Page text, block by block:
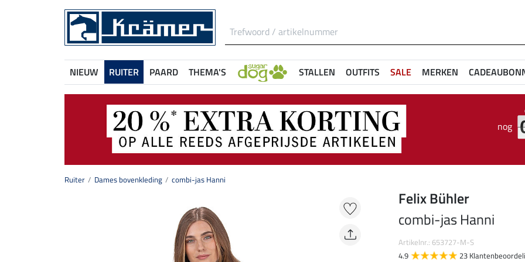
NIEUW RUITER PAARD THEMA'S STALLEN OUTFITS SALE MERKEN
nog
Ruiter Dames bovenkleding combi-jas Hanni
Felix Bühler
combi-jas Hanni
Artikelnr.: 653727-M-S
4.9
23